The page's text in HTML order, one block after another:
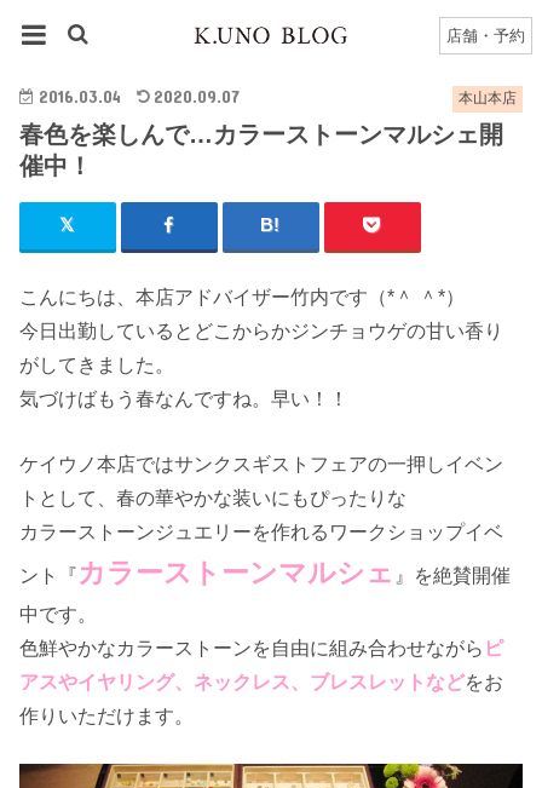
店舗・予約
春色を楽しんで…カラーストーンマルシェ開催中！
本山本店
2016.03.04 2020.09.07
春色を楽しんで…カラーストーンマルシェ開
催中！
こんにちは、本店アドバイザー竹内です（*＾ ＾*）
今日出勤しているとどこからかジンチョウゲの甘い香り
がしてきました。
気づけばもう春なんですね。早い！！
ケイウノ本店ではサンクスギストフェアの一押しイベン
トとして、春の華やかな装いにもぴったりな
カラーストーンジュエリーを作れるワークショップイベ
ント『 カラーストーンマルシェ 』を絶賛開催
中です。
色鮮やかなカラーストーンを自由に組み合わせながら ピ
アスやイヤリング、ネックレス、ブレスレットなどをお
作りいただけます。